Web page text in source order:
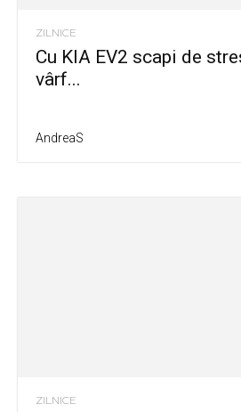
ZILNICE
Cu KIA EV2 scapi de
vârf...
AndreaS
ZILNICE